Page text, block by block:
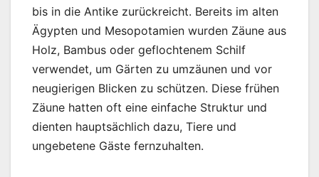
bis in die Antike zurückreicht. Bereits im alten
Ägypten und Mesopotamien wurden Zäune aus
Holz, Bambus oder geflochtenem Schilf
verwendet, um Gärten zu umzäunen und vor
neugierigen Blicken zu schützen. Diese frühen
Zäune hatten oft eine einfache Struktur und
dienten hauptsächlich dazu, Tiere und
ungebetene Gäste fernzuhalten.